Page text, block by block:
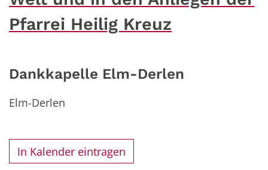
Pfarrei Heilig Kreuz
Dankkapelle Elm-Derlen
Elm-Derlen
In Kalender eintragen